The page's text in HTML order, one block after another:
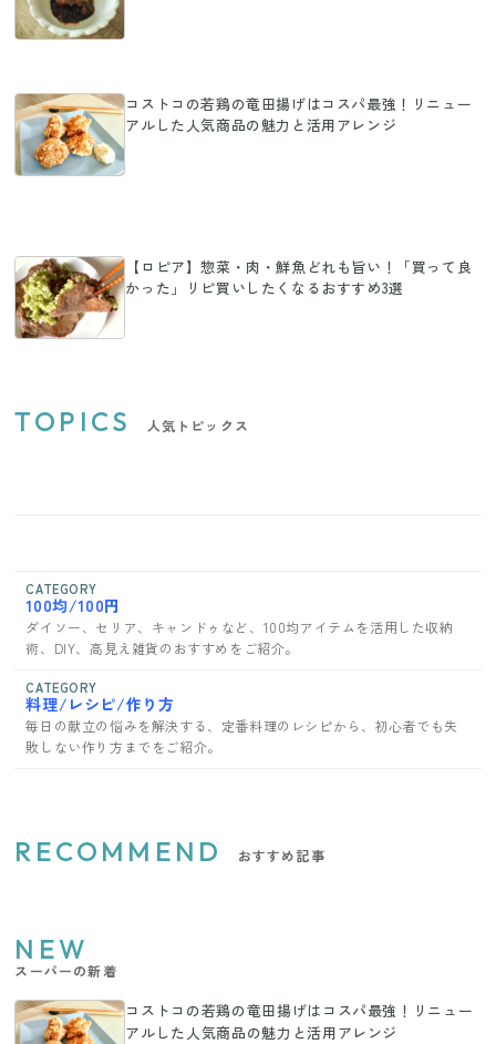
コストコの若鶏の竜田揚げはコスパ最強！リニュー
アルした人気商品の魅力と活用アレンジ
【ロピア】惣菜・肉・鮮魚どれも旨い！「買って良
かった」リピ買いしたくなるおすすめ3選
TOPICS 人気トピックス
CATEGORY
100均/100円
ダイソー、セリア、キャンドゥなど、100均アイテムを活用した収納
術、DIY、高見え雑貨のおすすめをご紹介。
CATEGORY
料理/レシピ/作り方
毎日の献立の悩みを解決する、定番料理のレシピから、初心者でも失
敗しない作り方までをご紹介。
RECOMMEND おすすめ記事
NEW
スーパーの新着
コストコの若鶏の竜田揚げはコスパ最強！リニュー
アルした人気商品の魅力と活用アレンジ